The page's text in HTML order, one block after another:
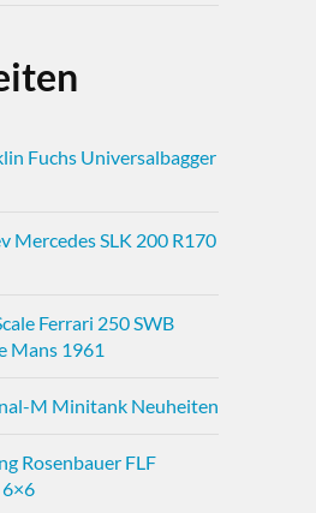
Fuchs Universalbagger
Mercedes SLK 200 R170
Ferrari 250 SWB
Mans 1961
M Minitank Neuheiten
Rosenbauer FLF